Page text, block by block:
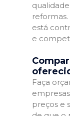
está
e
Faça
preços e